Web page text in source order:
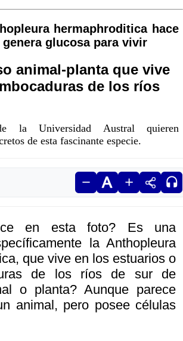
hermaphroditica hace
glucosa para vivir
animal-planta que vive
de los ríos
la Universidad Austral quieren
de esta fascinante especie.
en esta foto? Es una
la Anthopleura
que vive en los estuarios o
de los ríos de sur de
o planta? Aunque parece
animal, pero posee células